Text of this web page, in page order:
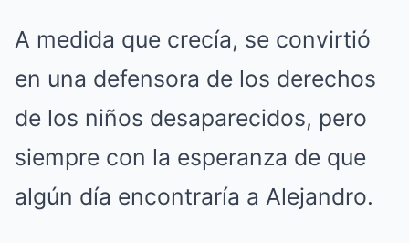
A medida que crecía, se convirtió
en una defensora de los derechos
de los niños desaparecidos, pero
siempre con la esperanza de que
algún día encontraría a Alejandro.